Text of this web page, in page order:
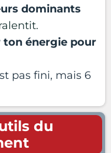
dominants
ton énergie pour
pas fini, mais 6
du